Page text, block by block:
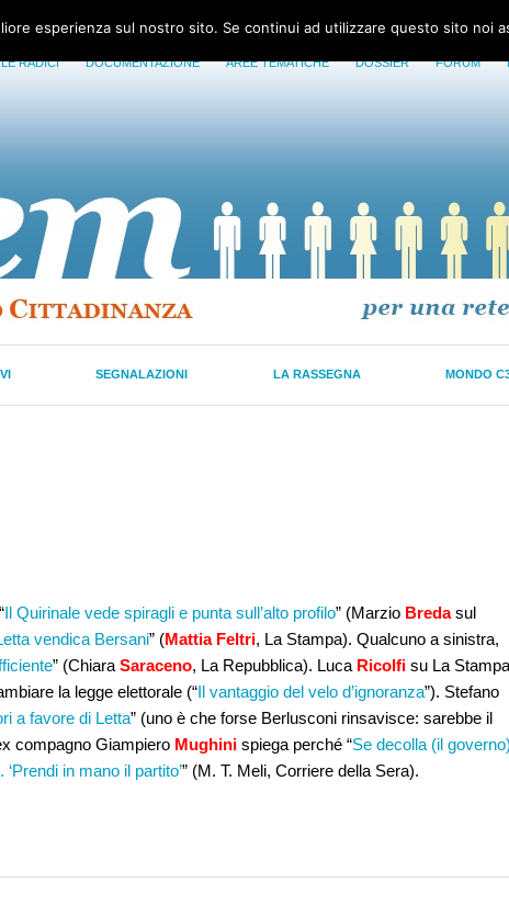
LE RADICI DOCUMENTAZIONE AREE TEMATICHE DOSSIER FORUM
SEGNALAZIONI LA RASSEGNA MONDO
Il Quirinale vede spiragli e punta sull’alto profilo” (Marzio Bredasul
vendica Bersani” (Mattia Feltri, La Stampa). Qualcuno a sinistra,
” (Chiara Saraceno, La Repubblica). Luca Ricolfi su La
la legge elettorale (“Il vantaggio del velo d’ignoranza”). Stefano
a favore di Letta” (uno è che forse Berlusconi rinsavisce: sarebbe il
compagno Giampiero Mughini spiega perché “Se decolla (il
in mano il partito’” (M. T. Meli, Corriere della Sera).
esperienza sul nostro sito. Se continui ad utilizzare questo sito noi